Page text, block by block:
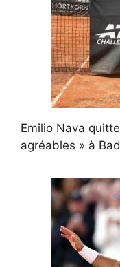
Emilio Nava
agréables » à